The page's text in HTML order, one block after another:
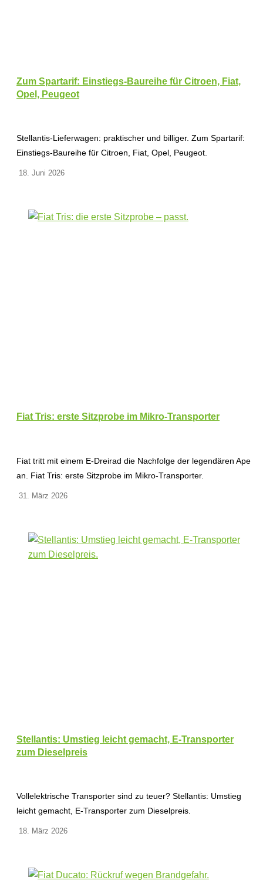
Zum Spartarif: Einstiegs-Baureihe für Citroen, Fiat,
Opel, Peugeot
Stellantis-Lieferwagen: praktischer und billiger. Zum Spartarif:
Einstiegs-Baureihe für Citroen, Fiat, Opel, Peugeot.
18. Juni 2026
Fiat Tris: erste Sitzprobe im Mikro-Transporter
Fiat tritt mit einem E-Dreirad die Nachfolge der legendären Ape
an. Fiat Tris: erste Sitzprobe im Mikro-Transporter.
31. März 2026
Stellantis: Umstieg leicht gemacht, E-Transporter
zum Dieselpreis
Vollelektrische Transporter sind zu teuer? Stellantis: Umstieg
leicht gemacht, E-Transporter zum Dieselpreis.
18. März 2026